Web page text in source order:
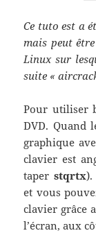
Ce tuto est a
mais peut
Linux sur
suite «
Pour utiliser
DVD. Quand
graphique
clavier est
taper stqrtx).
et vous
clavier grâce
l’écran, aux